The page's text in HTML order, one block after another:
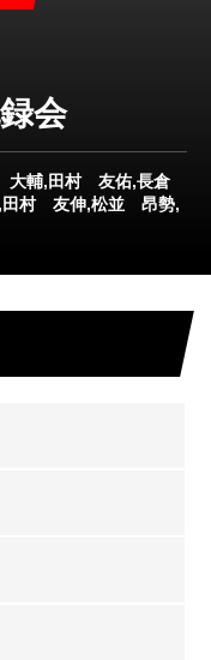
会
大輔,田村 友佑,長倉
村 友伸,松並 昂勢,